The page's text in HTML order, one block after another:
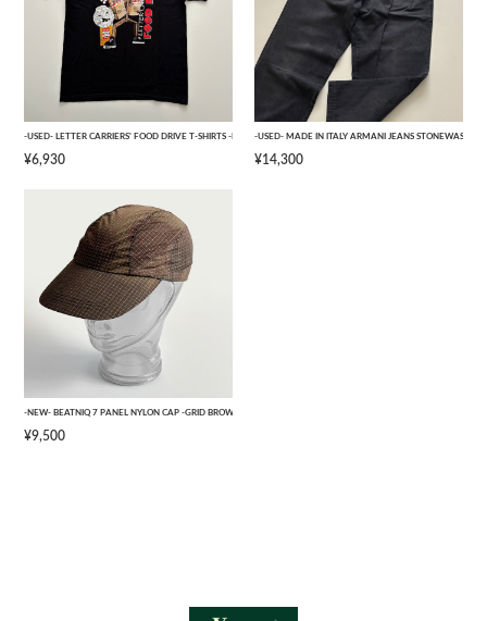
-USED- LETTER CARRIERS' FOOD DRIVE T-SHIRTS -BLACK- [L]
¥6,930
-USED- MADE IN ITALY ARMANI JEANS
¥14,300
-NEW- BEATNIQ 7 PANEL NYLON CAP -GRID BROWN CAMOUFLAGE- [ONE SIZE]
¥9,500